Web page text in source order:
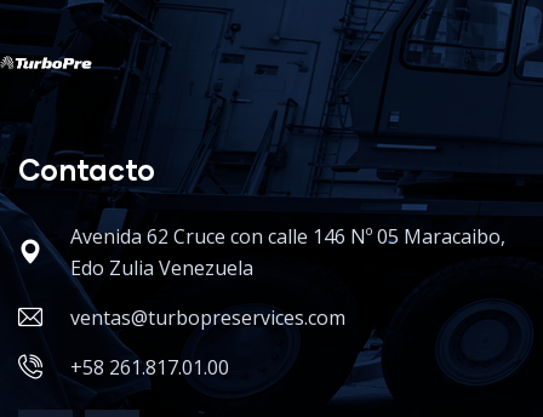
Contacto
Avenida 62 Cruce con calle 146 Nº 05 Maracaibo,
Edo Zulia Venezuela
ventas@turbopreservices.com
+58 261.817.01.00